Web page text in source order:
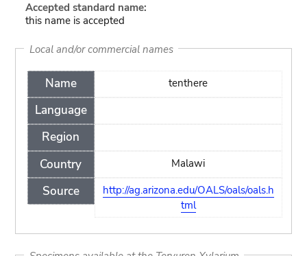
Accepted standard name:
this name is accepted
Local and/or commercial names
Name
Language
Region
Country
Source
tenthere
Malawi
http://ag.arizona.edu/OALS/oals/oals.h
tml